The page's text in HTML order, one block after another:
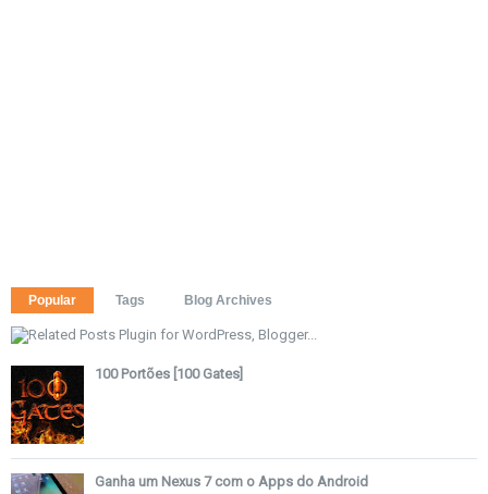
Popular Tags Blog Archives
100 Portões [100 Gates]
Ganha um Nexus 7 com o Apps do Android